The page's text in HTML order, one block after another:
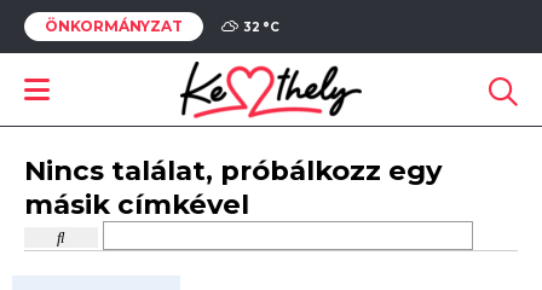
ÖNKORMÁNYZAT 32 °C
Nincs találat, próbálkozz egy
másik címkével